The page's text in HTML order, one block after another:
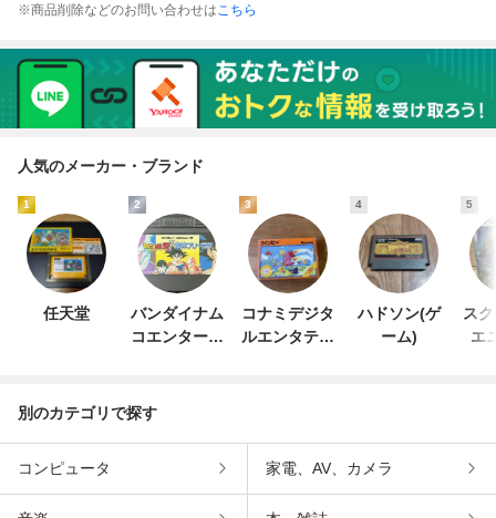
※商品削除などのお問い合わせはこちら
人気のメーカー・ブランド
1
任天堂
2
バンダイナム
コエンターテ
3
コナミデジタ
ルエンタテイ
4
ハドソン(ゲ
ーム)
5
ス
エ
別のカテゴリで探す
コンピュータ 家電、AV、カメラ